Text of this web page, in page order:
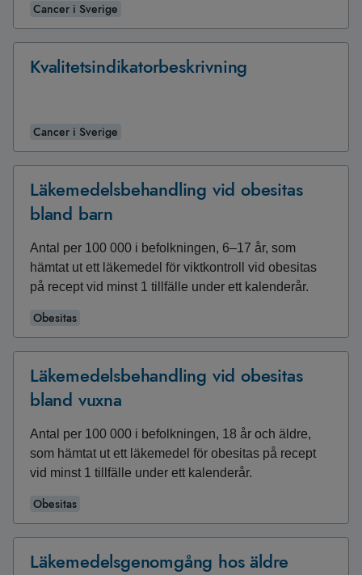
Cancer i Sverige
Kvalitetsindikatorbeskrivning
Cancer i Sverige
Läkemedelsbehandling vid obesitas
bland barn
Antal per 100 000 i befolkningen, 6–17 år, som
hämtat ut ett läkemedel för viktkontroll vid obesitas
på recept vid minst 1 tillfälle under ett kalenderår.
Obesitas
Läkemedelsbehandling vid obesitas
bland vuxna
Antal per 100 000 i befolkningen, 18 år och äldre,
som hämtat ut ett läkemedel för obesitas på recept
vid minst 1 tillfälle under ett kalenderår.
Obesitas
Läkemedelsgenomgång hos äldre